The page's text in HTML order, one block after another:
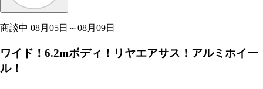
商談中 08月05日～08月09日
ワイド！6.2mボディ！リヤエアサス！アルミホイー
ル！